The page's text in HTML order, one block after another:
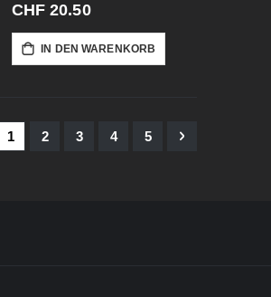
CHF 20.50
IN DEN WARENKORB
SeiteSie lesen gerade Seite
1 Seite
2 Seite
3 Seite
4 Seite
5 Seite
Weiter